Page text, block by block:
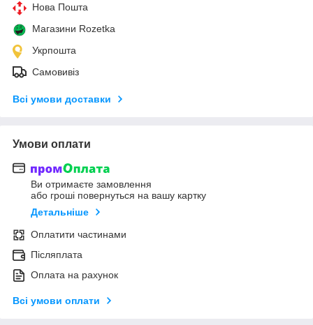
Нова Пошта
Магазини Rozetka
Укрпошта
Самовивіз
Всі умови доставки
Умови оплати
Ви отримаєте замовлення
або гроші повернуться на вашу картку
Детальніше
Оплатити частинами
Післяплата
Оплата на рахунок
Всі умови оплати